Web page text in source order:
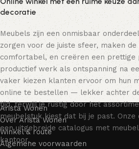
decoratie
Meubels zijn een onmisbaar
zorgen voor de juiste sfeer, maken
comfortabel, en creëren een prettige
productief werk als ontspanning na
vaker kiezen klanten ervoor om hun
online te bestellen — lekker achter
tijd, terwijl je rustig door het
meubelstuk kiest dat bij je past.
een uitgebreide catalogus met
kantoor.
Arista Wonen
Over Arista Wonen
Winkel & route
Algemene voorwaarden